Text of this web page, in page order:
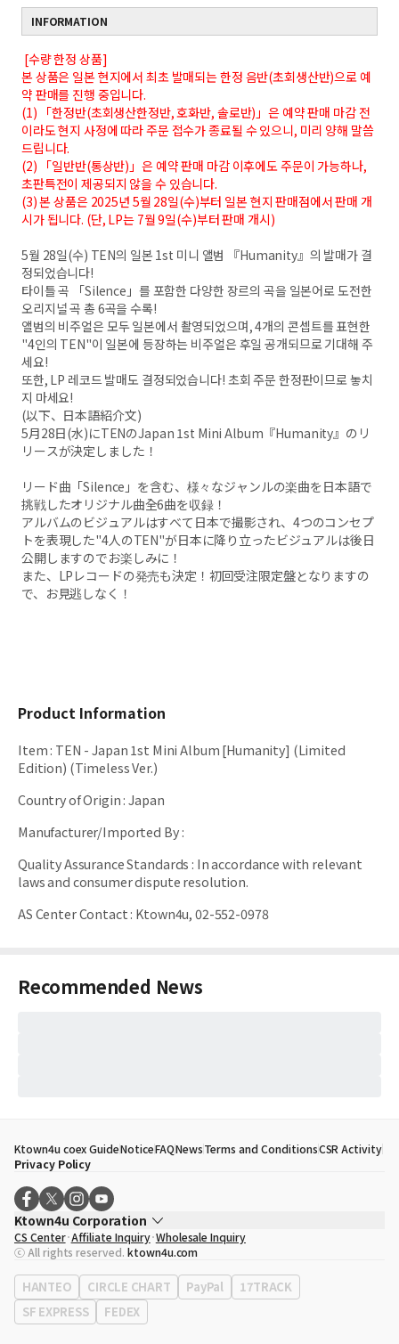
INFORMATION
[수량 한정 상품]
본 상품은 일본 현지에서 최초 발매되는 한정 음반(초회생산반)으로 예
약 판매를 진행 중입니다.
(1) 「한정반(초회생산한정반, 호화반, 솔로반)」은 예약 판매 마감 전
이라도 현지 사정에 따라 주문 접수가 종료될 수 있으니, 미리 양해 말씀
드립니다.
(2) 「일반반(통상반)」은 예약 판매 마감 이후에도 주문이 가능하나,
초판특전이 제공되지 않을 수 있습니다.
(3) 본 상품은 2025년 5월 28일(수)부터 일본 현지 판매점에서 판매 개
시가 됩니다. (단, LP는 7월 9일(수)부터 판매 개시)
5월 28일(수) TEN의 일본 1st 미니 앨범 『Humanity』의 발매가 결
정되었습니다!
타이틀 곡 「Silence」를 포함한 다양한 장르의 곡을 일본어로 도전한
오리지널 곡 총 6곡을 수록!
앨범의 비주얼은 모두 일본에서 촬영되었으며, 4개의 콘셉트를 표현한
"4인의 TEN"이 일본에 등장하는 비주얼은 후일 공개되므로 기대해 주
세요!
또한, LP 레코드 발매도 결정되었습니다! 초회 주문 한정판이므로 놓치
지 마세요!
(以下、日本語紹介文)
5月28日(水)にTENのJapan 1st Mini Album『Humanity』のリ
リースが決定しました！
リード曲「Silence」を含む、様々なジャンルの楽曲を日本語で
挑戦したオリジナル曲全6曲を収録！
アルバムのビジュアルはすべて日本で撮影され、4つのコンセプ
トを表現した"4人のTEN"が日本に降り立ったビジュアルは後日
公開しますのでお楽しみに！
また、LPレコードの発売も決定！初回受注限定盤となりますの
で、お見逃しなく！
Product Information
Item: TEN - Japan 1st Mini Album [Humanity] (Limited
Edition) (Timeless Ver.)
Country of Origin:Japan
Manufacturer/Imported By:
Quality Assurance Standards : In accordance with relevant
laws and consumer dispute resolution.
AS Center Contact: Ktown4u, 02-552-0978
Recommended News
Ktown4u coex GuideNoticeFAQNewsTerms and ConditionsCSR Activity
Privacy Policy
Ktown4u Corporation
CEO
Song Hyo Min
Business Registration No. 120-87-71116
Office Address513, Yeongdong-daero, Gangnam-gu, Seoul, Republic of
Korea
CS Center Affiliate Inquiry Wholesale Inquiry
ⓒ All rights reserved. ktown4u.com
HANTEO CIRCLE CHART PayPal
17TRACK
SF EXPRESS
FEDEX